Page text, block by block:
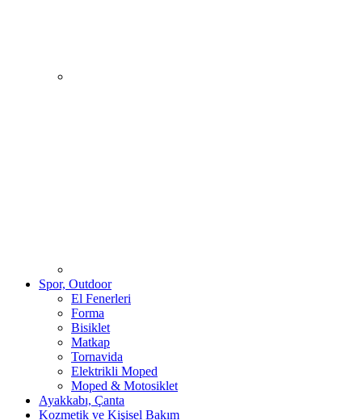
Spor, Outdoor
El Fenerleri
Forma
Bisiklet
Matkap
Tornavida
Elektrikli Moped
Moped & Motosiklet
Ayakkabı, Çanta
Kozmetik ve Kişisel Bakım